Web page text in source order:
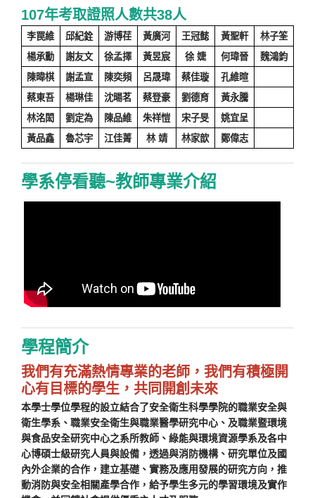
107年考取證照人數共38人
李罠維 邱紀銓 游博荏 黃廣河 王冠懿 黃聖軒
林子筌
楊承勳
謝友文 徐孟擇 黃昱宸 徐 婕 何瑋晉
魏鴻鈞
陳暐棋
謝孟宣 陳奕頻 呂晟瑋 蔡佳璇
孔維暄
蔡東吾
楊琳佳 沈暘茗 蔡登豪 劉德育
黃永騰
林洺閎
劉定為 陳品維 朱祥愷 宋子旻
姚宜呈
黃品鑫
魯芯宇 江佳菁 林 靖 林家歆 鄭偉志
學系停看聽~教師專業介紹
學程簡介
我們有充滿熱情專業的老師，我們有積極開
心有目標的學生，共同開創未來
本學士學位學程的設立結合了安全衛生科學學院的職業安全與
衛生學系、職業安全衛生與職業醫學研究中心、及職業暨環境
與食品安全研究中心之系所教師、綠能與環境資源學系及各中
心博碩士級研究人員與設備，透過與消防機構、研究單位及國
內外企業的合作，建立基礎、實務及應用發展的研究方向，推
動消防與安全相關產學合作，給予學生多元的學習環境及實作